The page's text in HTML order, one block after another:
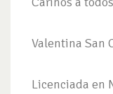
Valentina San
Licenciada en